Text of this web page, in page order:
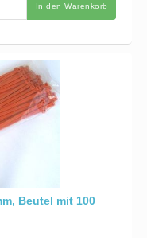
In den Warenkorb
Beutel mit 100